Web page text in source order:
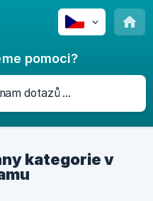
pomoci?
kategorie v